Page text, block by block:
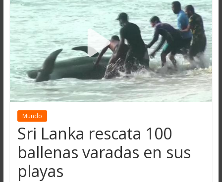
Mundo
Sri Lanka rescata 100
ballenas varadas en sus
playas